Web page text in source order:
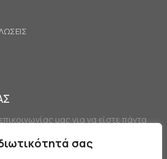
σας
μας για να είστε πάντα